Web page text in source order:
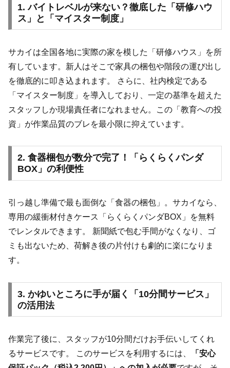
1. バイトレベルが来ない？徹底した「研修ハウ
ス」と「マイスター制度」
サカイは全国各地に実際の家を模した「研修ハウス」を所
有しています。新人はそこで家具の梱包や階段の運び出し
を徹底的に叩き込まれます。 さらに、社内検定である
「マイスター制度」を導入しており、一定の基準を超えた
スタッフしか現場責任者になれません。この「教育への投
資」が作業品質のブレを最小限に抑えています。
2. 食器梱包が数分で完了！「らくらくパンダ
BOX」の利便性
引っ越し準備で最も面倒な「食器の梱包」。サカイなら、
専用の緩衝材付きケース「らくらくパンダBOX」を無料
でレンタルできます。 新聞紙で包む手間がなくなり、ゴ
ミも出ないため、荷解き後の片付けも劇的に楽になりま
す。
3. かゆいところに手が届く「10分間サービス」
の活用法
作業完了後に、スタッフが10分間だけお手伝いしてくれ
るサービスです。 このサービスを利用するには、
「安心